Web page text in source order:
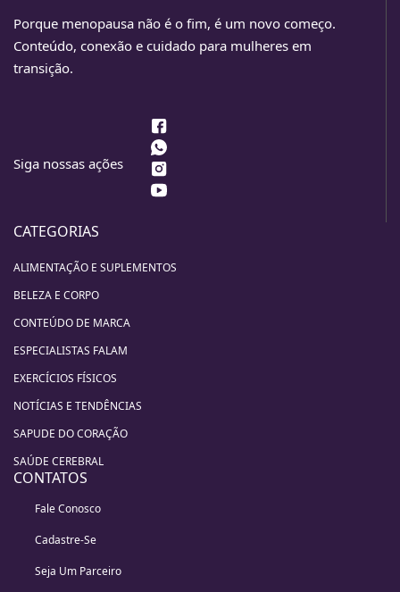
Porque menopausa não é o fim, é um novo começo.
Conteúdo, conexão e cuidado para mulheres em
transição.
Siga nossas ações
CATEGORIAS
ALIMENTAÇÃO E SUPLEMENTOS
BELEZA E CORPO
CONTEÚDO DE MARCA
ESPECIALISTAS FALAM
EXERCÍCIOS FÍSICOS
NOTÍCIAS E TENDÊNCIAS
SAPUDE DO CORAÇÃO
SAÚDE CEREBRAL
CONTATOS
Fale Conosco
Cadastre-Se
Seja Um Parceiro